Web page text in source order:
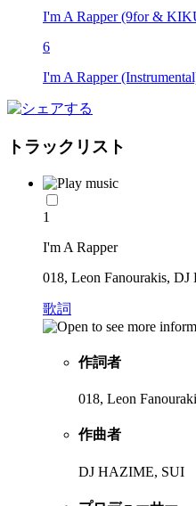
I'm A Rapper (9for &
6
I'm A Rapper
トラックリスト
1
I'm A Rapper
018, Leon Fanourakis,
歌詞
作詞者
018, Leon
作曲者
DJ HAZIME, SUI